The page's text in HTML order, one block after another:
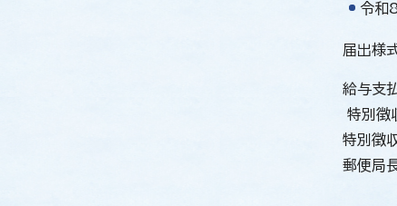
令和8
届出様
給与支
特別徴
特別徴
郵便局